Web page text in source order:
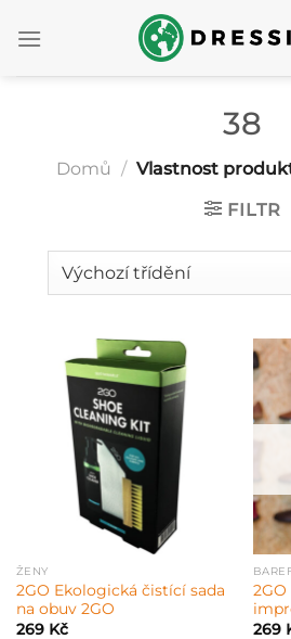
na
38
Domů / Vlastnost
FILTR
ŽENY
2GO Ekologická čistící sada
na obuv 2GO
269 Kč
269